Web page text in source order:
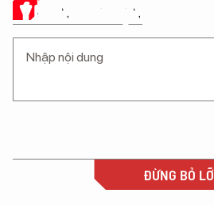
Ý KIẾN CỦA BẠN
ĐỪNG BỎ LỠ